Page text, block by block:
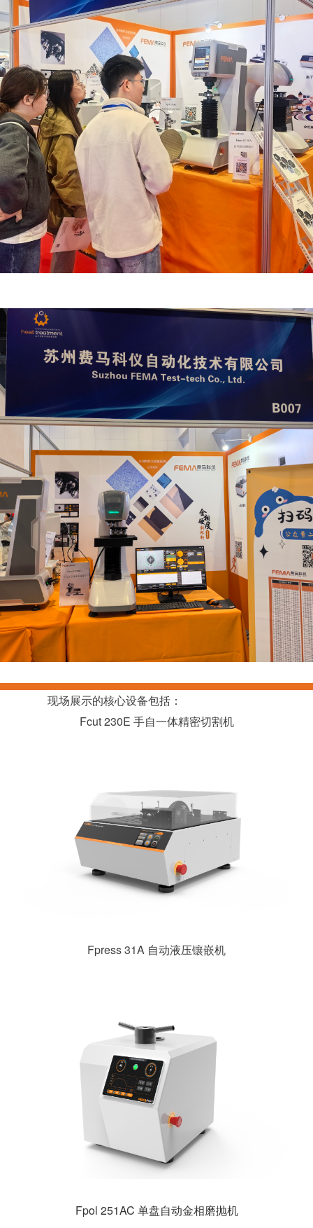
现场展示的核心设备包括：
Fcut 230E 手自一体精密切割机
Fpress 31A 自动液压镶嵌机
Fpol 251AC 单盘自动金相磨抛机